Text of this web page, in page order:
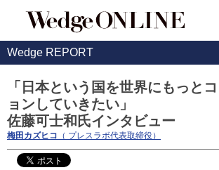
Wedge REPORT
「日本という国を世界にもっと
ョンしていきたい」
佐藤可士和氏インタビュー
梅田カズヒコ （ プレスラボ代表取締役）